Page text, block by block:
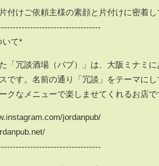
付けご依頼主様の素顔と片付けに密着し
いて*
「冗談酒場（パブ）」は、大阪ミナミ
です。名前の通り「冗談」をテーマに
クなメニューで楽しませてくれるお店で
jordanpub/